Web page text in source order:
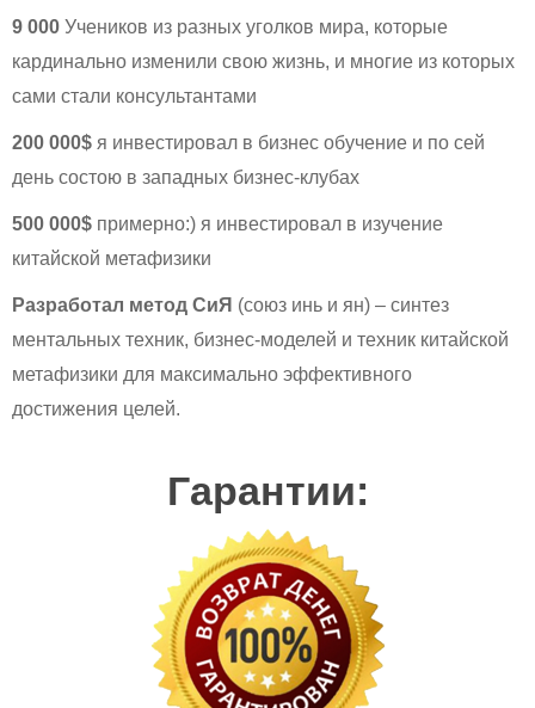
9 000 Учеников из разных уголков мира, которые
кардинально изменили свою жизнь, и многие из которых
сами стали консультантами
200 000$ я инвестировал в бизнес обучение и по сей
день состою в западных бизнес-клубах
500 000$ примерно:) я инвестировал в изучение
китайской метафизики
Разработал метод СиЯ (союз инь и ян) – синтез
ментальных техник, бизнес-моделей и техник китайской
метафизики для максимально эффективного
достижения целей.
Гарантии: